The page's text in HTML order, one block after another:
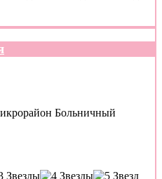
Больничный